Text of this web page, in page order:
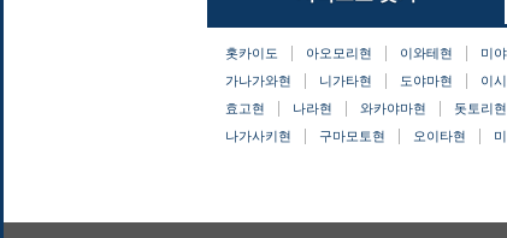
홋카이도 아오모리현 이와테현 미
가나가와현
니가타현 도야마현 이
효고현
나라현 와카야마현 돗토리현
나가사키현
구마모토현 오이타현